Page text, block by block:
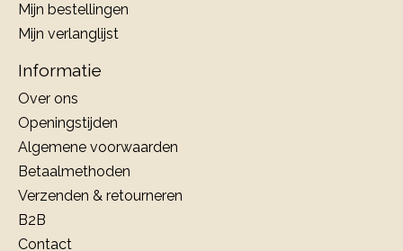
Mijn bestellingen
Mijn verlanglijst
Informatie
Over ons
Openingstijden
Algemene voorwaarden
Betaalmethoden
Verzenden & retourneren
B2B
Contact